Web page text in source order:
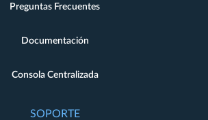
Preguntas Frecuentes
Documentación
Consola Centralizada
SOPORTE